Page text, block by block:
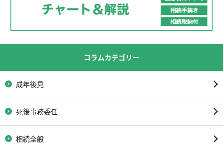
コラムカテゴリー
成年後見
死後事務委任
相続全般